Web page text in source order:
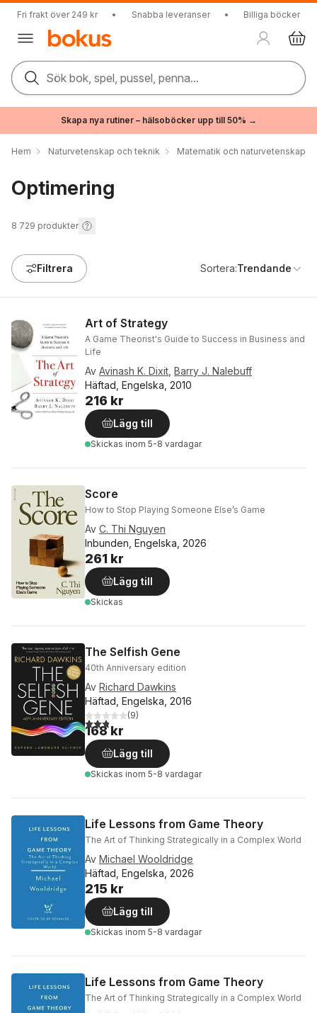
Fri frakt över 249 kr • Snabba leveranser • Billiga böcker
Sök bok, spel, pussel, penna...
Skapa nya rutiner – hälsoböcker upp till 50% →
Hem Naturvetenskap och teknik Matematik och naturvetenskap
Optimering
8 729 produkter
Filtrera Sortera:Trendande
Art of Strategy
A Game Theorist's Guide to Success in Business and
Life
Av Avinash K. Dixit Barry J. Nalebuff
Häftad, Engelska, 2010
216 kr
Lägg till
Skickas inom 5-8 vardagar
Score
How to Stop Playing Someone Else’s Game
Av C. Thi Nguyen
Inbunden, Engelska, 2026
261 kr
Lägg till
Skickas
The Selfish Gene
40th Anniversary edition
Av Richard Dawkins
Häftad, Engelska, 2016
2,8utav 5 stjärnor. Totalt antal röster:
(9)
168 kr
Lägg till
Skickas inom 5-8 vardagar
Life Lessons from Game Theory
The Art of Thinking Strategically in a Complex World
Av Michael Wooldridge
Häftad, Engelska, 2026
215 kr
Lägg till
Skickas inom 5-8 vardagar
Life Lessons from Game Theory
The Art of Thinking Strategically in a Complex World